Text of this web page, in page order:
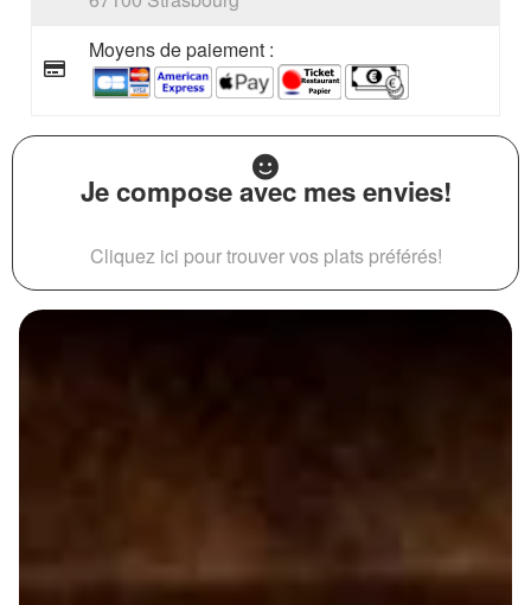
Moyens de paiement :
Je compose avec mes envies!
Cliquez ici pour trouver vos plats préférés!